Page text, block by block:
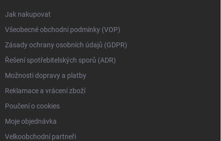
Jak nakupovat
Všeobecné obchodní podmínky (VOP)
Zásady ochrany osobních údajů (GDPR)
Řešení spotřebitelských sporů (ADR)
Možnosti dopravy a platby
Reklamace a vrácení zboží
Poučení o cookies
Moje objednávka
Velkoobchodní partneři